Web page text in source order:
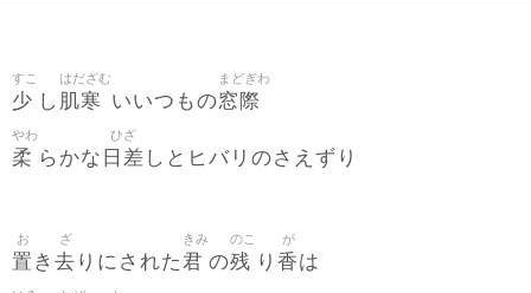
少
すこ
し 肌寒
はだざむ
いいつもの窓際
まどぎわ
柔
やわ
らかな 日差
ひざ
しとヒバリのさえずり
置
お
き 去
ざ
りにされた君
きみ
の残
のこ
り 香
が
は